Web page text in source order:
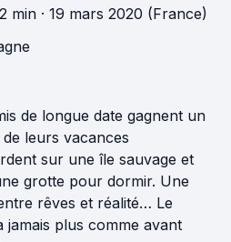
min · 19 mars 2020 (France)
de longue date gagnent un
leurs vacances
sur une île sauvage et
grotte pour dormir. Une
rêves et réalité… Le
jamais plus comme avant